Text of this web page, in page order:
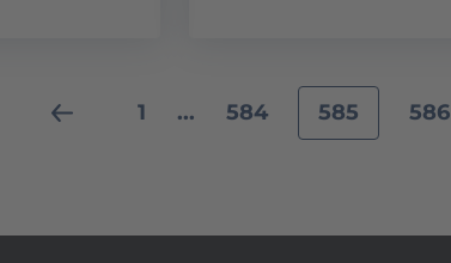
1 ... 584 585 586